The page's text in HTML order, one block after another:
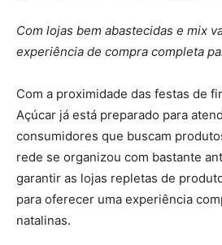
Com lojas bem abastecidas e mix
experiência de compra completa
Com a proximidade das festas de
Açúcar já está preparado para
consumidores que buscam
rede se organizou com bastante
garantir as lojas repletas de
para oferecer uma experiência
natalinas.